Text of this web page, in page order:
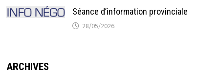
Séance d’information provinciale
28/05/2026
ARCHIVES